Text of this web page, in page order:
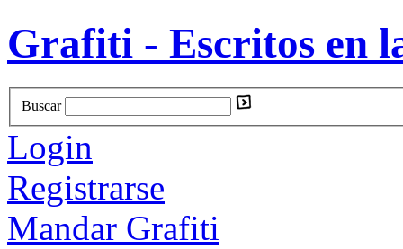
Grafiti - Escritos en
Buscar
Login
Registrarse
Mandar Grafiti